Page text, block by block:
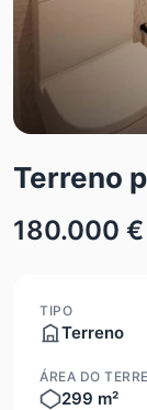
Terreno
180.000 €
TIPO
Terreno
ÁREA DO
299 m²